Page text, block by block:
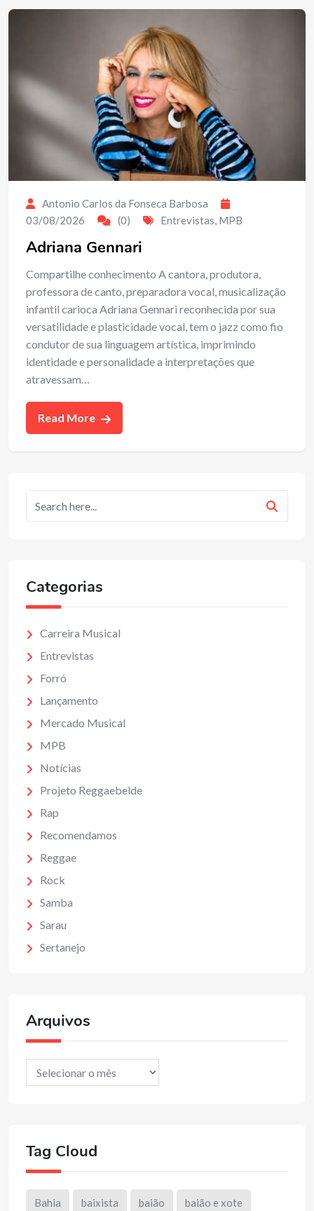
Antonio Carlos da Fonseca Barbosa
03/08/2026
(0) Entrevistas, MPB
Adriana Gennari
Compartilhe conhecimento A cantora, produtora,
professora de canto, preparadora vocal, musicalização
infantil carioca Adriana Gennari reconhecida por sua
versatilidade e plasticidade vocal, tem o jazz como fio
condutor de sua linguagem artística, imprimindo
identidade e personalidade a interpretações que
atravessam…
Read More
Categorias
Carreira Musical
Entrevistas
Forró
Lançamento
Mercado Musical
MPB
Notícias
Projeto Reggaebelde
Rap
Recomendamos
Reggae
Rock
Samba
Sarau
Sertanejo
Arquivos
Arquivos
Tag Cloud
Bahia baixista baião baião e xote